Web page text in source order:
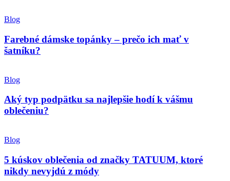
Blog
Farebné dámske topánky – prečo ich mať v
šatníku?
Blog
Aký typ podpätku sa najlepšie hodí k vášmu
oblečeniu?
Blog
5 kúskov oblečenia od značky TATUUM, ktoré
nikdy nevyjdú z módy